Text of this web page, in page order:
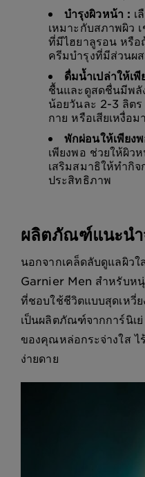
บำรุงผิวหน้า : เ
เหมาะกับสภาพผิว
ที่มีไฮยาลูรอน หรือ
ครีมบำรุงที่มีส่วนผ
ดื่มน้ำเปล่าให้เพี
ชื้นและดูสดชื่นมีพลั
น้อยวันละ 2-3 ลิตร
กาย หรือเสียเหงื่อ
พักผ่อนให้เพียง
เพียงพอ ช่วยให้ผิว
เสริมสมาธิให้ทำกิ
ประสิทธิภาพ
ผลิตภัณฑ์แนะน
นอกจากเคล็ดลับดูแลผิว
Garnier Men สำหรับหนุ่
ที่ชอบใช้ชีวิตแบบสุดเหวี่
เป็นผลิตภัณฑ์จากการ์นิเ
ของคุณหล่อกระจ่างใส ไ
ง่ายดาย